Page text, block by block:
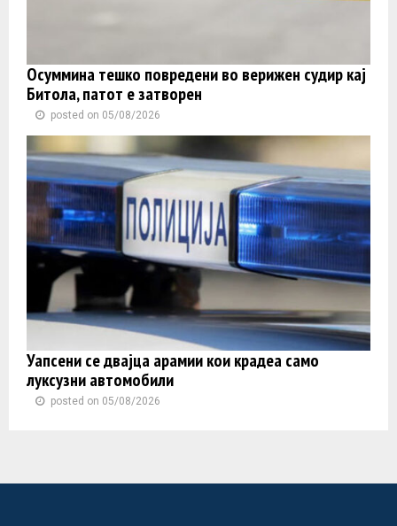
Осуммина тешко повредени во верижен судир кај
Битола, патот е затворен
posted on 05/08/2026
Уапсени се двајца арамии кои крадеа само
луксузни автомобили
posted on 05/08/2026